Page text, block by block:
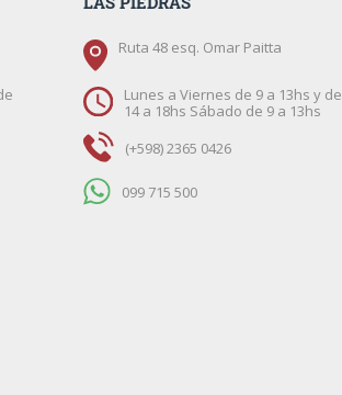
Ruta 48 esq. Omar Paitta
Lunes a Viernes de 9 a 13hs y de
14 a 18hs Sábado de 9 a 13hs
(+598) 2365 0426
099 715 500